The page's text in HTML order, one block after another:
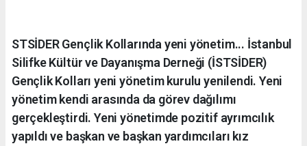
STSİDER Gençlik Kollarında yeni yönetim... İstanbul
Silifke Kültür ve Dayanışma Derneği (İSTSİDER)
Gençlik Kolları yeni yönetim kurulu yenilendi. Yeni
yönetim kendi arasında da görev dağılımı
gerçekleştirdi. Yeni yönetimde pozitif ayrımcılık
yapıldı ve başkan ve başkan yardımcıları kız